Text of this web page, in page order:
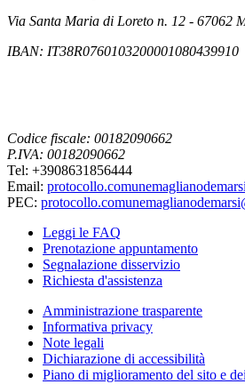
Via Santa Maria di Loreto n. 12 - 67062
IBAN: IT38R0760103200001080439910
Codice fiscale: 00182090662
P.IVA: 00182090662
Tel: +3908631856444
Email:
PEC:
Leggi le FAQ
Prenotazione appuntamento
Segnalazione disservizio
Richiesta d'assistenza
Amministrazione trasparente
Informativa privacy
Note legali
Dichiarazione di accessibilità
Piano di miglioramento del sito e